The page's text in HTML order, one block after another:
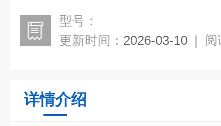
型号：
更新时间： 2026-03-10 | 阅
详情介绍